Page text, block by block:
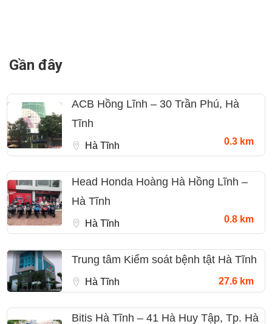
Gần đây
ACB Hồng Lĩnh – 30 Trần Phú, Hà
Tĩnh
Hà Tĩnh 0.3 km
Head Honda Hoàng Hà Hồng Lĩnh –
Hà Tĩnh
Hà Tĩnh 0.8 km
Trung tâm Kiểm soát bệnh tật Hà Tĩnh
Hà Tĩnh 27.6 km
Bitis Hà Tĩnh – 41 Hà Huy Tập, Tp. Hà